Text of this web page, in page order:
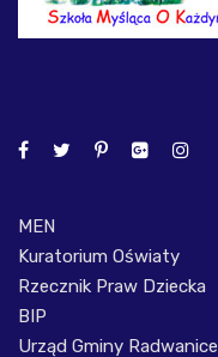
MEN
Kuratorium Oświaty
Rzecznik Praw Dziecka
BIP
Urząd Gminy Radwanice